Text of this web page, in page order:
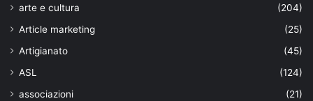
arte e cultura
(204)
Article marketing
(25)
Artigianato
(45)
ASL
(124)
associazioni
(21)